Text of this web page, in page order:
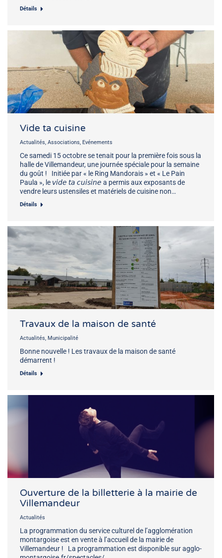
Détails
Vide ta cuisine
Actualités, Associations, Evénements
Ce samedi 15 octobre se tenait pour la première fois sous la
halle de Villemandeur, une journée spéciale pour la semaine
du goût ! Initiée par « le Ring Mandorais » et « Le Pain
Paula », le 𝘷𝘪𝘥𝘦 𝘵𝘢 𝘤𝘶𝘪𝘴𝘪𝘯𝘦 a permis aux exposants de
vendre leurs ustensiles et matériels de cuisine non…
Détails
Travaux de la maison de santé
Actualités, Municipalité
Bonne nouvelle ! Les travaux de la maison de santé
démarrent !
Détails
Ouverture de la billetterie à la mairie de
Villemandeur
Actualités
La programmation du service culturel de l’agglomération
montargoise est en vente à l’accueil de la mairie de
Villemandeur ! La programmation est disponible sur agglo-